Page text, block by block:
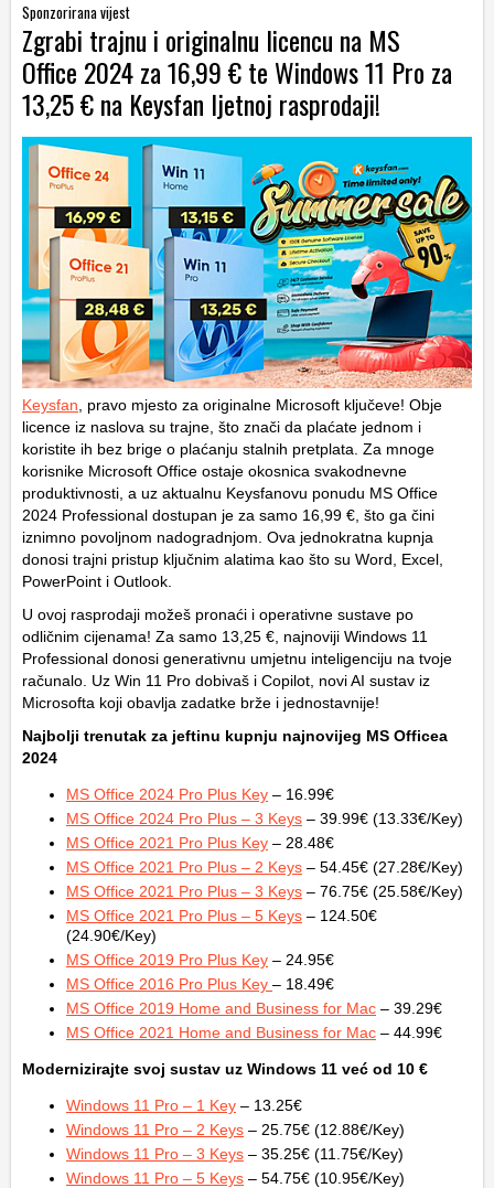
Sponzorirana vijest
Zgrabi trajnu i originalnu licencu na MS
Office 2024 za 16,99 € te Windows 11 Pro za
13,25 € na Keysfan ljetnoj rasprodaji!
Keysfan, pravo mjesto za originalne Microsoft ključeve! Obje
licence iz naslova su trajne, što znači da plaćate jednom i
koristite ih bez brige o plaćanju stalnih pretplata. Za mnoge
korisnike Microsoft Office ostaje okosnica svakodnevne
produktivnosti, a uz aktualnu Keysfanovu ponudu MS Office
2024 Professional dostupan je za samo 16,99 €, što ga čini
iznimno povoljnom nadogradnjom. Ova jednokratna kupnja
donosi trajni pristup ključnim alatima kao što su Word, Excel,
PowerPoint i Outlook.
U ovoj rasprodaji možeš pronaći i operativne sustave po
odličnim cijenama! Za samo 13,25 €, najnoviji Windows 11
Professional donosi generativnu umjetnu inteligenciju na tvoje
računalo. Uz Win 11 Pro dobivaš i Copilot, novi AI sustav iz
Microsofta koji obavlja zadatke brže i jednostavnije!
Najbolji trenutak za jeftinu kupnju najnovijeg MS Officea
2024
MS Office 2024 Pro Plus Key – 16.99€
MS Office 2024 Pro Plus – 3 Keys – 39.99€ (13.33€/Key)
MS Office 2021 Pro Plus Key – 28.48€
MS Office 2021 Pro Plus – 2 Keys – 54.45€ (27.28€/Key)
MS Office 2021 Pro Plus – 3 Keys – 76.75€ (25.58€/Key)
MS Office 2021 Pro Plus – 5 Keys – 124.50€
(24.90€/Key)
MS Office 2019 Pro Plus Key – 24.95€
MS Office 2016 Pro Plus Key – 18.49€
MS Office 2019 Home and Business for Mac – 39.29€
MS Office 2021 Home and Business for Mac – 44.99€
Modernizirajte svoj sustav uz Windows 11 već od 10 €
Windows 11 Pro – 1 Key – 13.25€
Windows 11 Pro – 2 Keys – 25.75€ (12.88€/Key)
Windows 11 Pro – 3 Keys – 35.25€ (11.75€/Key)
Windows 11 Pro – 5 Keys – 54.75€ (10.95€/Key)